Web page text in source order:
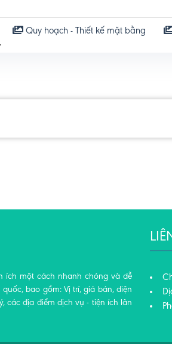
Quy hoạch - Thiết kế mặt bằng
ích một cách nhanh chóng và dễ
bao gồm: Vị trí, giá bán, diện
các địa điểm dịch vụ - tiện ích lân